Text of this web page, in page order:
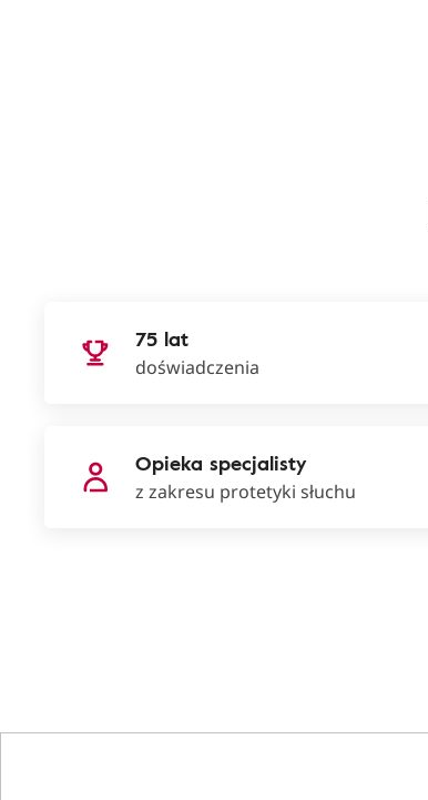
75 lat
doświadczenia
Opieka specjalisty
z zakresu protetyki słuchu